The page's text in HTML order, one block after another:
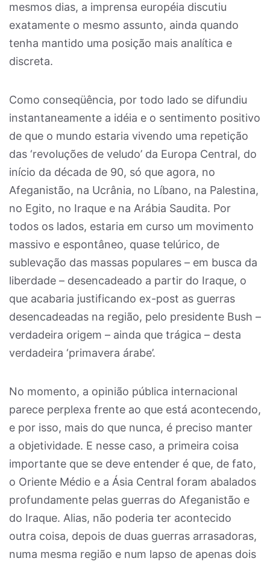
mesmos dias, a imprensa européia discutiu
exatamente o mesmo assunto, ainda quando
tenha mantido uma posição mais analítica e
discreta.
Como conseqüência, por todo lado se difundiu
instantaneamente a idéia e o sentimento positivo
de que o mundo estaria vivendo uma repetição
das ‘revoluções de veludo’ da Europa Central, do
início da década de 90, só que agora, no
Afeganistão, na Ucrânia, no Líbano, na Palestina,
no Egito, no Iraque e na Arábia Saudita. Por
todos os lados, estaria em curso um movimento
massivo e espontâneo, quase telúrico, de
sublevação das massas populares – em busca da
liberdade – desencadeado a partir do Iraque, o
que acabaria justificando ex-post as guerras
desencadeadas na região, pelo presidente Bush –
verdadeira origem – ainda que trágica – desta
verdadeira ‘primavera árabe’.
No momento, a opinião pública internacional
parece perplexa frente ao que está acontecendo,
e por isso, mais do que nunca, é preciso manter
a objetividade. E nesse caso, a primeira coisa
importante que se deve entender é que, de fato,
o Oriente Médio e a Ásia Central foram abalados
profundamente pelas guerras do Afeganistão e
do Iraque. Alias, não poderia ter acontecido
outra coisa, depois de duas guerras arrasadoras,
numa mesma região e num lapso de apenas dois